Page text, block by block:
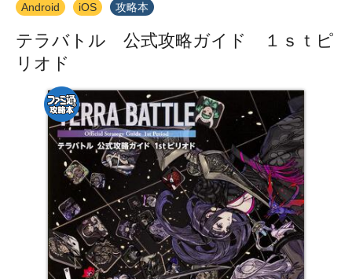
Android iOS 攻略本
テラバトル 公式攻略ガイド １ｓｔピ
リオド